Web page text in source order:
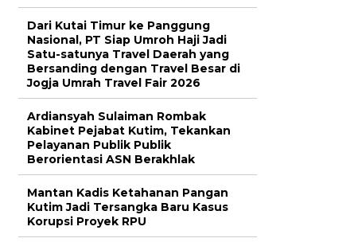
Dari Kutai Timur ke Panggung
Nasional, PT Siap Umroh Haji Jadi
Satu-satunya Travel Daerah yang
Bersanding dengan Travel Besar di
Jogja Umrah Travel Fair 2026
Ardiansyah Sulaiman Rombak
Kabinet Pejabat Kutim, Tekankan
Pelayanan Publik Publik
Berorientasi ASN Berakhlak
Mantan Kadis Ketahanan Pangan
Kutim Jadi Tersangka Baru Kasus
Korupsi Proyek RPU